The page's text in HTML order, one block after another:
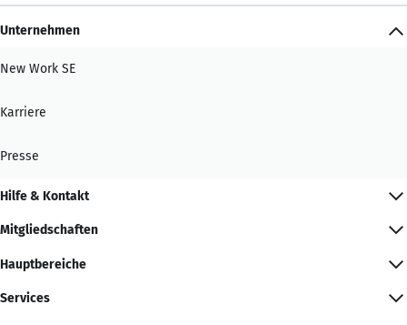
Unternehmen
New Work SE
Karriere
Presse
Hilfe & Kontakt
Mitgliedschaften
Hauptbereiche
Services